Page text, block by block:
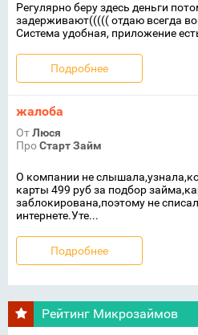
Регулярно беру здесь деньги
задерживают((((( отдаю всегда
Система удобная, приложение
Подробнее
жалоба
ОтЛюся
ПроСтарт Займ
О компании не
карты 499 руб за подбор
заблокирована,поэтому не
интернете.Уте...
Подробнее
Рейтинг Микрозаймов